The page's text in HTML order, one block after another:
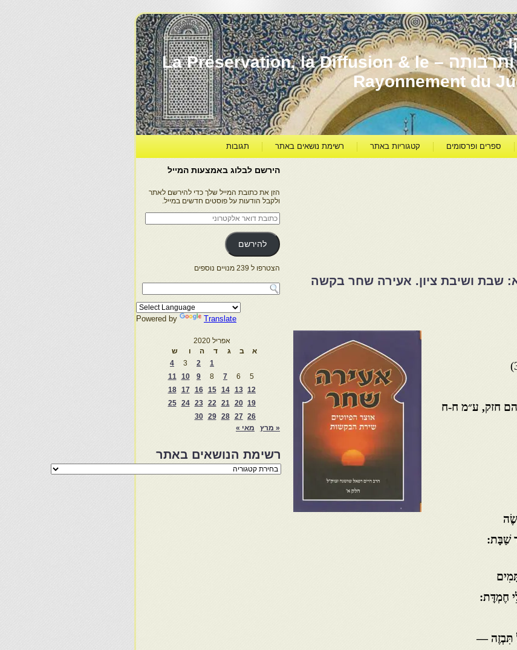
יהדות מרוקו עברה ותרבותה – La Préservation, la Diffusion & le
Rayonnement du
ספרים ופרסומים קטגוריות באתר רשימת נושאים באתר תגובות
שבת ושיבת ציון. אעירה שחר בקשה
חזק, ע״מ ח-ח
שַׁבָּת:
חֶמְדׇּת:
תִּבְזֶה —
הירשם לבלוג באמצעות המייל
הזן את כתובת המייל שלך כדי להירשם לאתר
ולקבל הודעות על פוסטים חדשים במייל.
כתובת
דואר
אלקטרוני
להירשם
הצטרפו ל 239 מנויים נוספים
Powered by Translate
אפריל 2020
א
ב ג ד ה ו
ש
1
2
3
4
5
6
7
8
9
10
11
12
13
14
15
16
17
18
19
20
21
22
23
24
25
26
27
28
29
30
« מרץ
מאי »
רשימת הנושאים באתר
רשימת
הנושאים